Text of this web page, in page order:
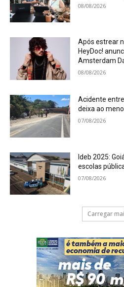
08/08/2026
Após estrear
HeyDoc!
Amsterdam
08/08/2026
Acidente
deixa ao
07/08/2026
Ideb 2025:
escolas
07/08/2026
Carregar